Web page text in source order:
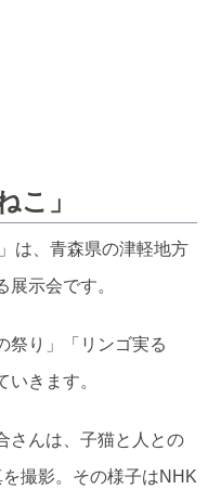
こ」
は、青森県の津軽地方
示会です。
祭り」「リンゴ実る
きます。
さんは、子猫と人との
撮影。その様子はNHK